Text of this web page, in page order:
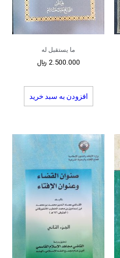
ما یستقبل له
2.500.000 ﷼
افزودن به سبد خرید